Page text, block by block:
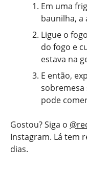
Em uma
baunilha, a
Ligue o
do fogo e
estava na
E então,
sobremesa
pode
Gostou? Siga o
Instagram. Lá tem
dias.